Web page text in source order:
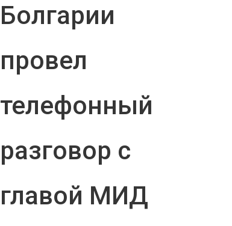
Болгарии
провел
телефонный
разговор с
главой МИД